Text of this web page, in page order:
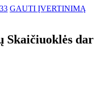
GAUTI ĮVERTINIMĄ
Skaičiuoklės dar